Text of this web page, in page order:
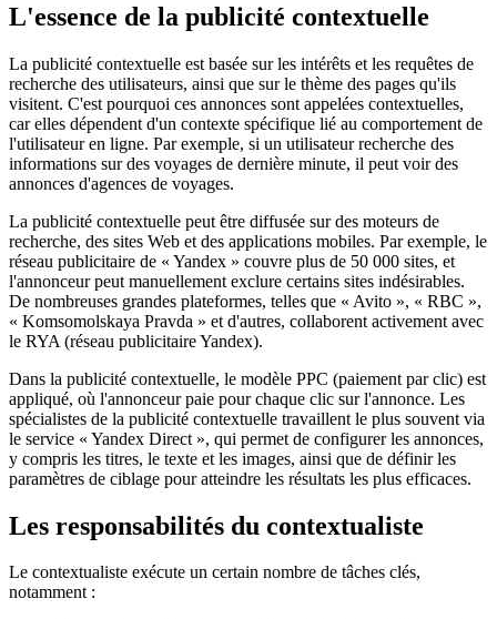
L'essence de la publicité contextuelle
La publicité contextuelle est basée sur les intérêts et les requêtes de
recherche des utilisateurs, ainsi que sur le thème des pages qu'ils
visitent. C'est pourquoi ces annonces sont appelées contextuelles,
car elles dépendent d'un contexte spécifique lié au comportement de
l'utilisateur en ligne. Par exemple, si un utilisateur recherche des
informations sur des voyages de dernière minute, il peut voir des
annonces d'agences de voyages.
La publicité contextuelle peut être diffusée sur des moteurs de
recherche, des sites Web et des applications mobiles. Par exemple, le
réseau publicitaire de « Yandex » couvre plus de 50 000 sites, et
l'annonceur peut manuellement exclure certains sites indésirables.
De nombreuses grandes plateformes, telles que « Avito », « RBC »,
« Komsomolskaya Pravda » et d'autres, collaborent activement avec
le RYA (réseau publicitaire Yandex).
Dans la publicité contextuelle, le modèle PPC (paiement par clic) est
appliqué, où l'annonceur paie pour chaque clic sur l'annonce. Les
spécialistes de la publicité contextuelle travaillent le plus souvent via
le service « Yandex Direct », qui permet de configurer les annonces,
y compris les titres, le texte et les images, ainsi que de définir les
paramètres de ciblage pour atteindre les résultats les plus efficaces.
Les responsabilités du contextualiste
Le contextualiste exécute un certain nombre de tâches clés,
notamment :